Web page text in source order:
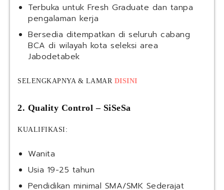
Terbuka untuk Fresh Graduate dan tanpa
pengalaman kerja
Bersedia ditempatkan di seluruh cabang
BCA di wilayah kota seleksi area
Jabodetabek
SELENGKAPNYA & LAMAR DISINI
2. Quality Control – SiSeSa
KUALIFIKASI:
Wanita
Usia 19-25 tahun
Pendidikan minimal SMA/SMK Sederajat